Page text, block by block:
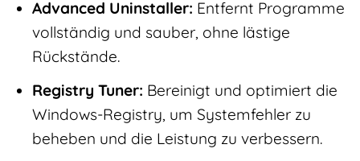
Advanced Uninstaller: Entfernt Programme
vollständig und sauber, ohne lästige
Rückstände.
Registry Tuner: Bereinigt und optimiert die
Windows-Registry, um Systemfehler zu
beheben und die Leistung zu verbessern.